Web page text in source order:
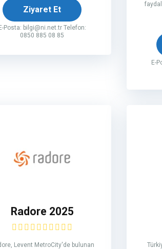
Ziyaret Et
E-Posta: bilgi@ni.net.trTelefon:
0850 885 08 85
E-
Radore 2025
Levent MetroCity'de bulunan